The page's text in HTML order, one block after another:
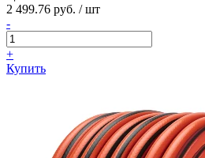
2 499.76 руб. / шт
-
+
Купить